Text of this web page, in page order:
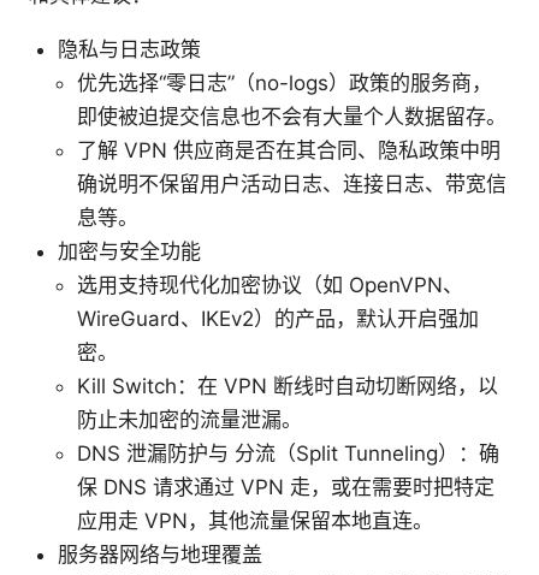
隐私与日志政策
优先选择“零日志”（no-logs）政策的服务商，
即使被迫提交信息也不会有大量个人数据留存。
了解 VPN 供应商是否在其合同、隐私政策中明
确说明不保留用户活动日志、连接日志、带宽信
息等。
加密与安全功能
选用支持现代化加密协议（如 OpenVPN、
WireGuard、IKEv2）的产品，默认开启强加
密。
Kill Switch：在 VPN 断线时自动切断网络，以
防止未加密的流量泄漏。
DNS 泄漏防护与 分流（Split Tunneling）：确
保 DNS 请求通过 VPN 走，或在需要时把特定
应用走 VPN，其他流量保留本地直连。
服务器网络与地理覆盖